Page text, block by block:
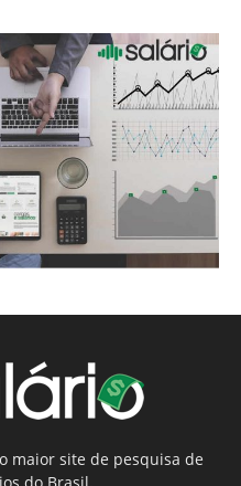
maior site de pesquisa de